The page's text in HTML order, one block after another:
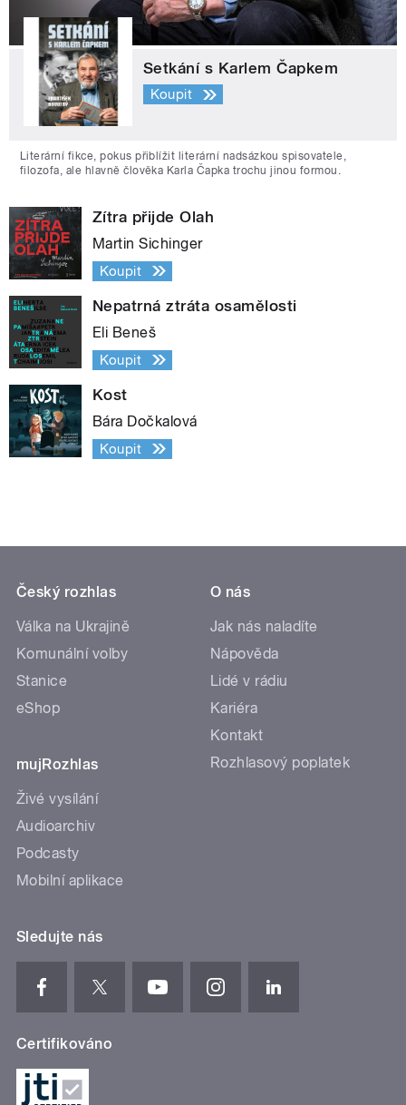
Setkání s Karlem Čapkem
Koupit
Literární fikce, pokus přiblížit literární nadsázkou spisovatele,
filozofa, ale hlavně člověka Karla Čapka trochu jinou formou.
Zítra přijde Olah
Martin Sichinger
Koupit
Nepatrná ztráta osamělosti
Eli Beneš
Koupit
Kost
Bára Dočkalová
Koupit
Český rozhlas
Válka na Ukrajině
Komunální volby
Stanice
eShop
mujRozhlas
Živé vysílání
Audioarchiv
Podcasty
Mobilní aplikace
O nás
Jak nás naladíte
Nápověda
Lidé v rádiu
Kariéra
Kontakt
Rozhlasový poplatek
Sledujte nás
Certifikováno